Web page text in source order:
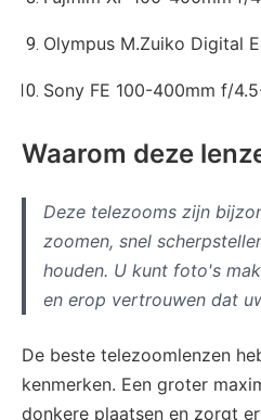
Olympus M.Zuiko Digital
Sony FE 100-400mm f/
Waarom deze
Deze telezooms zijn
zoomen, snel
houden. U kunt foto's
en erop vertrouwen dat
De beste telezoomlenzen
kenmerken. Een groter
donkere plaatsen en zorgt